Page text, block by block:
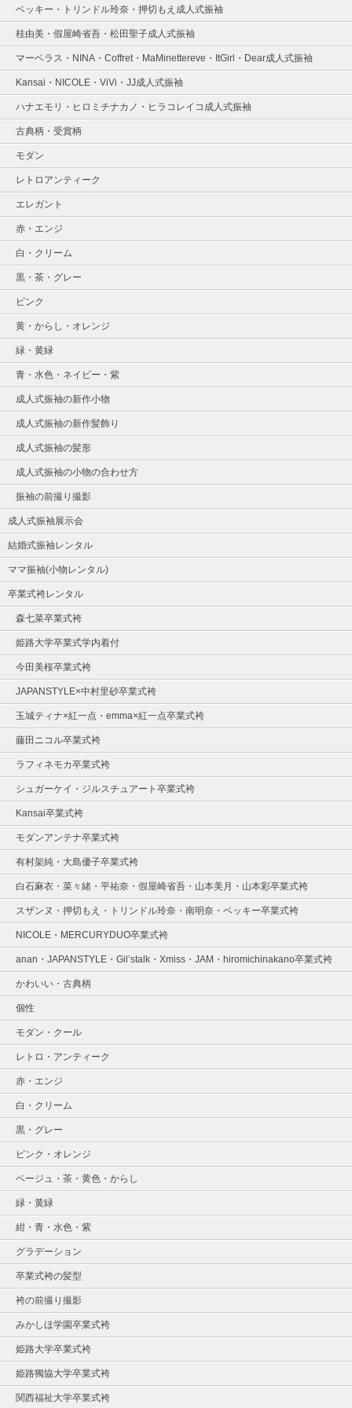
ベッキー・トリンドル玲奈・押切もえ成人式振袖
桂由美・假屋崎省吾・松田聖子成人式振袖
マーベラス・NINA・Coffret・MaMinettereve・ItGirl・Dear成人式振袖
Kansai・NICOLE・ViVi・JJ成人式振袖
ハナエモリ・ヒロミチナカノ・ヒラコレイコ成人式振袖
古典柄・受賞柄
モダン
レトロアンティーク
エレガント
赤・エンジ
白・クリーム
黒・茶・グレー
ピンク
黄・からし・オレンジ
緑・黄緑
青・水色・ネイビー・紫
成人式振袖の新作小物
成人式振袖の新作髪飾り
成人式振袖の髪形
成人式振袖の小物の合わせ方
振袖の前撮り撮影
成人式振袖展示会
結婚式振袖レンタル
ママ振袖(小物レンタル)
卒業式袴レンタル
森七菜卒業式袴
姫路大学卒業式学内着付
今田美桜卒業式袴
JAPANSTYLE×中村里砂卒業式袴
玉城ティナ×紅一点・emma×紅一点卒業式袴
藤田ニコル卒業式袴
ラフィネモカ卒業式袴
シュガーケイ・ジルスチュアート卒業式袴
Kansai卒業式袴
モダンアンテナ卒業式袴
有村架純・大島優子卒業式袴
白石麻衣・菜々緒・平祐奈・假屋崎省吾・山本美月・山本彩卒業式袴
スザンヌ・押切もえ・トリンドル玲奈・南明奈・ベッキー卒業式袴
NICOLE・MERCURYDUO卒業式袴
anan・JAPANSTYLE・Gil’stalk・Xmiss・JAM・hiromichinakano卒業式袴
かわいい・古典柄
個性
モダン・クール
レトロ・アンティーク
赤・エンジ
白・クリーム
黒・グレー
ピンク・オレンジ
ベージュ・茶・黄色・からし
緑・黄緑
紺・青・水色・紫
グラデーション
卒業式袴の髪型
袴の前撮り撮影
みかしほ学園卒業式袴
姫路大学卒業式袴
姫路獨協大学卒業式袴
関西福祉大学卒業式袴